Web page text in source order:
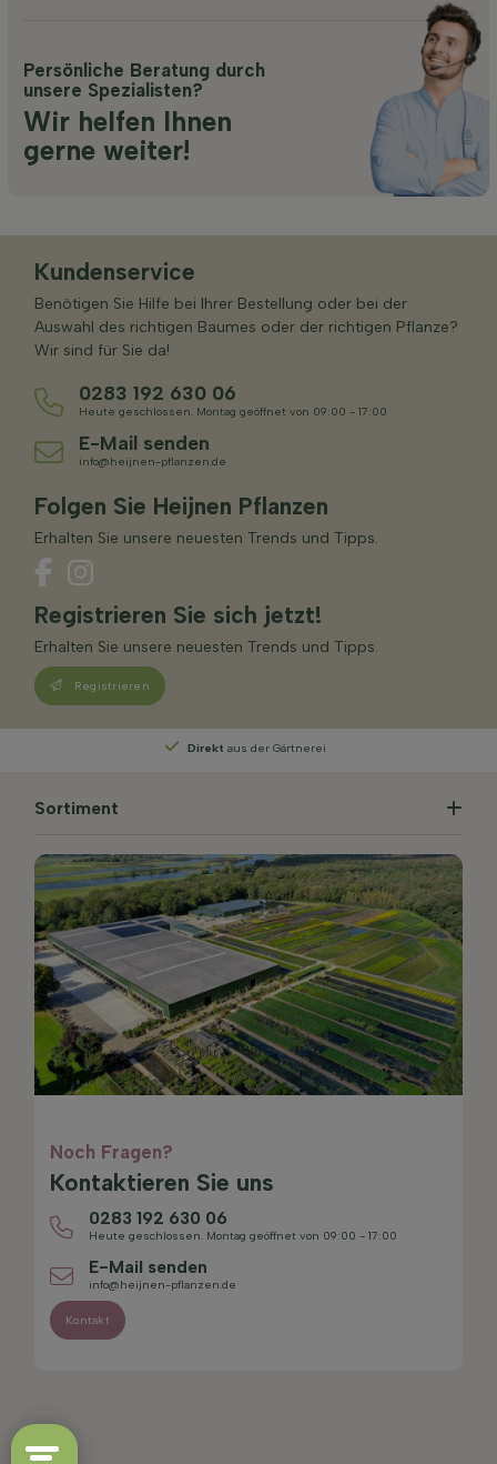
Persönliche Beratung durch
unsere Spezialisten?
Wir helfen Ihnen
gerne weiter!
Kundenservice
Benötigen Sie Hilfe bei Ihrer Bestellung oder bei der
Auswahl des richtigen Baumes oder der richtigen Pflanze?
Wir sind für Sie da!
0283 192 630 06
Heute geschlossen. Montag geöffnet von 09:00 - 17:00
E-Mail senden
info@heijnen-pflanzen.de
Folgen Sie Heijnen Pflanzen
Erhalten Sie unsere neuesten Trends und Tipps.
Registrieren Sie sich jetzt!
Erhalten Sie unsere neuesten Trends und Tipps.
Registrieren
Persönliche Beratungvon unseren Experten
Sortiment
Noch Fragen?
Kontaktieren Sie uns
0283 192 630 06
Heute geschlossen. Montag geöffnet von 09:00 - 17:00
E-Mail senden
info@heijnen-pflanzen.de
Kontakt